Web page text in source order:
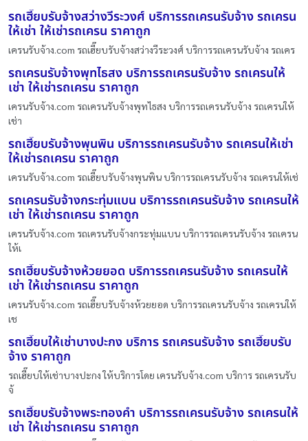
รถเฮี๊ยบรับจ้างสว่างวีระวงศ์ บริการรถเครนรับจ้าง รถเครน
ให้เช่า ให้เช่ารถเครน ราคาถูก
เครนรับจ้าง.com รถเฮี๊ยบรับจ้างสว่างวีระวงศ์ บริการรถเครนรับจ้าง รถเคร
รถเครนรับจ้างพุทไธสง บริการรถเครนรับจ้าง รถเครนให้
เช่า ให้เช่ารถเครน ราคาถูก
เครนรับจ้าง.com รถเครนรับจ้างพุทไธสง บริการรถเครนรับจ้าง รถเครนให้
เช่า
รถเฮี๊ยบรับจ้างพุนพิน บริการรถเครนรับจ้าง รถเครนให้เช่า
ให้เช่ารถเครน ราคาถูก
เครนรับจ้าง.com รถเฮี๊ยบรับจ้างพุนพิน บริการรถเครนรับจ้าง รถเครนให้เช่
รถเครนรับจ้างกระทุ่มแบน บริการรถเครนรับจ้าง รถเครนให้
เช่า ให้เช่ารถเครน ราคาถูก
เครนรับจ้าง.com รถเครนรับจ้างกระทุ่มแบน บริการรถเครนรับจ้าง รถเครน
ให้เ
รถเฮี๊ยบรับจ้างห้วยยอด บริการรถเครนรับจ้าง รถเครนให้
เช่า ให้เช่ารถเครน ราคาถูก
เครนรับจ้าง.com รถเฮี๊ยบรับจ้างห้วยยอด บริการรถเครนรับจ้าง รถเครนให้
เช
รถเฮี๊ยบให้เช่าบางปะกง บริการ รถเครนรับจ้าง รถเฮี๊ยบรับ
จ้าง ราคาถูก
รถเฮี๊ยบให้เช่าบางปะกง ให้บริการโดย เครนรับจ้าง.com บริการ รถเครนรับ
จ้
รถเฮี๊ยบรับจ้างพระทองคำ บริการรถเครนรับจ้าง รถเครนให้
เช่า ให้เช่ารถเครน ราคาถูก